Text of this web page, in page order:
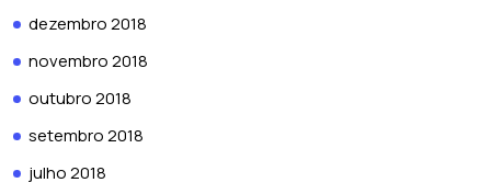
dezembro 2018
novembro 2018
outubro 2018
setembro 2018
julho 2018